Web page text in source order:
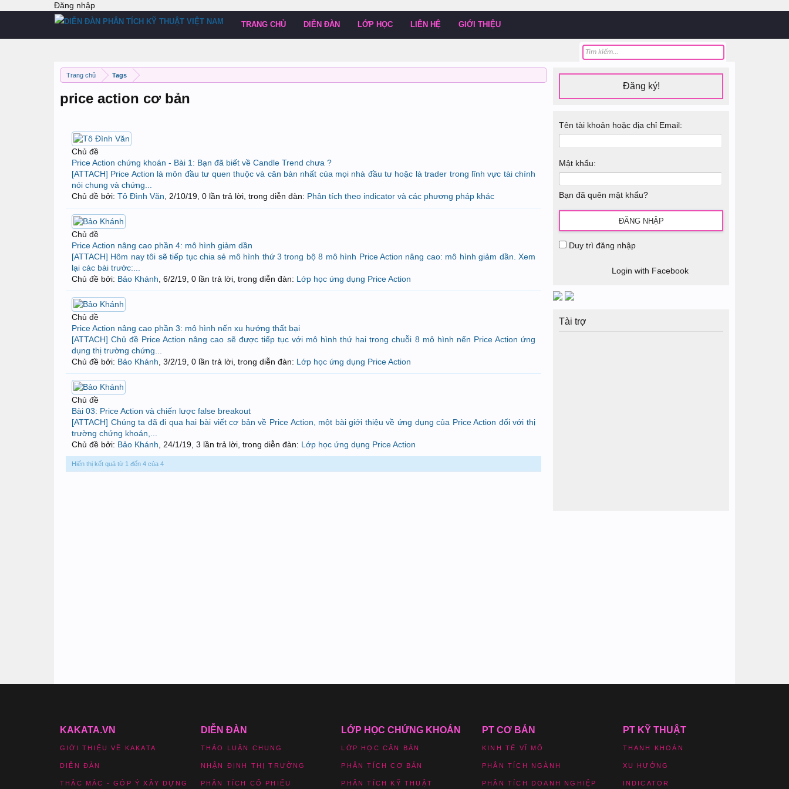
Đăng nhập
Trang chủ Tags
price action cơ bản
Chủ đề
Price Action chứng khoán - Bài 1: Bạn đã biết về Candle Trend chưa ?
[ATTACH] Price Action là môn đầu tư quen thuộc và căn bản nhất của mọi nhà đầu tư hoặc là trader trong lĩnh vực tài chính
nói chung và chứng...
Chủ đề bởi: Tô Đình Văn 2/10/19 , 0 lần trả lời, trong diễn đàn: Phân tích theo indicator và các phương pháp khác
Chủ đề
Price Action nâng cao phần 4: mô hình giảm dần
[ATTACH] Hôm nay tôi sẽ tiếp tục chia sẻ mô hình thứ 3 trong bộ 8 mô hình Price Action nâng cao: mô hình giảm dần. Xem
lại các bài trước:...
Chủ đề bởi: Bảo Khánh 6/2/19 , 0 lần trả lời, trong diễn đàn: Lớp học ứng dụng Price Action
Chủ đề
Price Action nâng cao phần 3: mô hình nến xu hướng thất bại
[ATTACH] Chủ đề Price Action nâng cao sẽ được tiếp tục với mô hình thứ hai trong chuỗi 8 mô hình nến Price Action ứng
dụng thị trường chứng...
Chủ đề bởi: Bảo Khánh 3/2/19 , 0 lần trả lời, trong diễn đàn: Lớp học ứng dụng Price Action
Chủ đề
Bài 03: Price Action và chiến lược false breakout
[ATTACH] Chúng ta đã đi qua hai bài viết cơ bản về Price Action, một bài giới thiệu về ứng dụng của Price Action đối với thị
trường chứng khoán,...
Chủ đề bởi: Bảo Khánh 24/1/19 , 3 lần trả lời, trong diễn đàn: Lớp học ứng dụng Price Action
Hiển thị kết quả từ 1 đến 4 của 4
Đăng ký!
Tên tài khoản hoặc địa chỉ Email:
Mật khẩu:
Bạn đã quên mật khẩu?
Duy trì đăng nhập
Login with Facebook
Tài trợ
TRANG CHỦ DIỄN ĐÀN LỚP HỌC LIÊN HỆ GIỚI THIỆU
KAKATA.VN
GIỚI THIỆU VỀ KAKATA
DIỄN ĐÀN
THẮC MẮC - GÓP Ý XÂY DỰNG
DIỄN ĐÀN
THẢO LUẬN CHUNG
NHẬN ĐỊNH THỊ TRƯỜNG
PHÂN TÍCH CỔ PHIẾU
LỚP HỌC CHỨNG KHOÁN
LỚP HỌC CĂN BẢN
PHÂN TÍCH CƠ BẢN
PHÂN TÍCH KỸ THUẬT
PT CƠ BẢN
KINH TẾ VĨ MÔ
PHÂN TÍCH NGÀNH
PHÂN TÍCH DOANH NGHIỆP
PT KỸ THUẬT
THANH KHOẢN
XU HƯỚNG
INDICATOR